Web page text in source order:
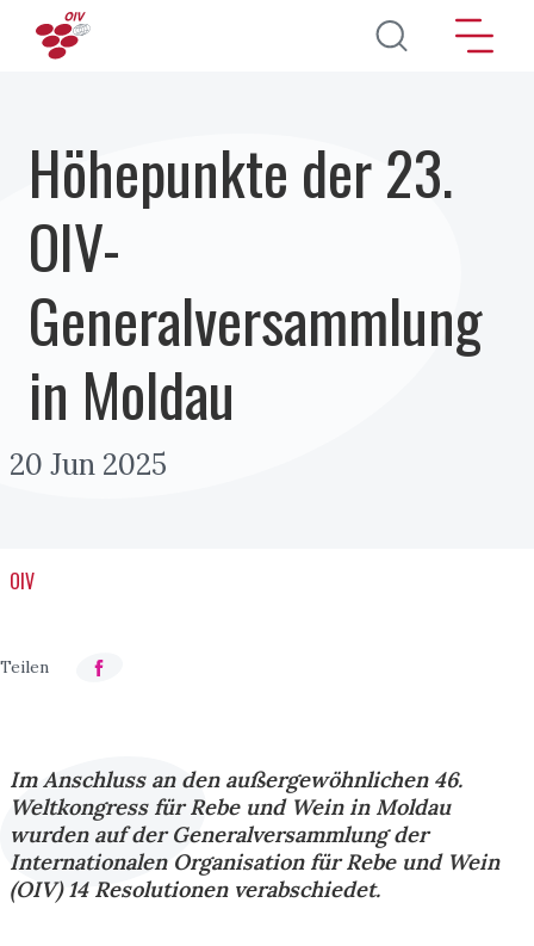
Direkt zum Inhalt
Höhepunkte der 23.
OIV-
Generalversammlung
in Moldau
20 Jun 2025
OIV
Im Anschluss an den außergewöhnlichen 46.
Weltkongress für Rebe und Wein in Moldau
wurden auf der Generalversammlung der
Internationalen Organisation für Rebe und Wein
(OIV) 14 Resolutionen verabschiedet.